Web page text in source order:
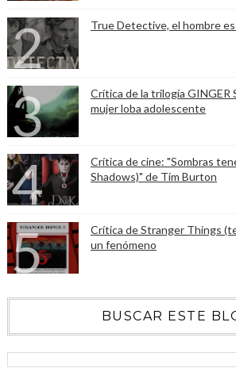
True Detective, el hombre es
Crítica de la trilogía GINGER
mujer loba adolescente
Crítica de cine: "Sombras
Shadows)" de Tim Burton
Crítica de Stranger Things
un fenómeno
BUSCAR ESTE